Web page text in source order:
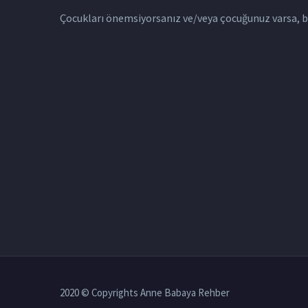
Çocukları önemsiyorsanız ve/veya çocuğunuz varsa,
2020 © Copyrights Anne Babaya Rehber